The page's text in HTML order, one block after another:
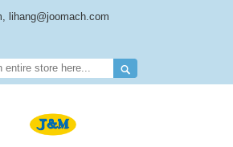
lihang@joomach.com
